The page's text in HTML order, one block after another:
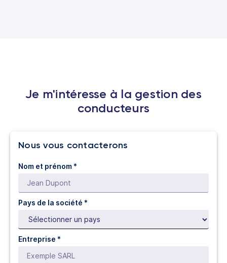
Je m'intéresse à la gestion des
conducteurs
Nous vous contacterons
Nom et prénom *
Pays de la société *
Entreprise *